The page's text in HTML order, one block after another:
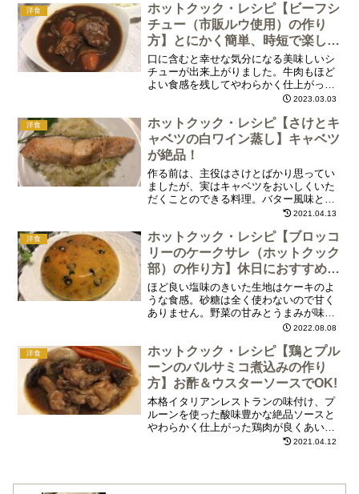
とほぼ同じなのですが、「水」の代わり
に「トマトジュース」を使い、仕上げに
プチトマトを入れるだけで、まったく違
った美味しいシチューになって驚きで
す！
洋食
ホットクック・レシピ【ビーフシ
チュー（市販ルウ使用）の作り
方】とにかく簡単、時短で楽しめ
ます！
口に含むと幸せな気分になる美味しいシ
チューが出来上がりました。牛肉もほど
よい食感を残してやわらかく仕上がって
います。野菜もたっぷり。じゃがいも、
ちょうど良い仕上がり具合。マッシュル
ームはアクセントになってビーフシチュ
ーに良く合うので必ず使いたい食材で
す。
2023.03.03
洋食
ホットクック・レシピ【さけとキ
ャベツの白ワイン蒸し】キャベツ
が絶品！
作る前は、主役はさけとばかり思ってい
ましたが、実はキャベツをおいしくいた
だくことのできる料理。バター風味とレ
モン汁のほのかな酸味がくせになりま
ます。もちろんお酒のおつまみにも最高
です。
2021.04.13
洋食
ホットクック・レシピ【ブロッコ
リーのケークサレ（ホットクック
部）の作り方】休日におすすめ。
朝から夜まで楽しめます！
ほど良い塩味のきいた生地はケーキのよ
うな食感。砂糖は全く使わないので甘く
ありません。野菜の甘みとうまみが味わ
えます。白ワインにとても良く合うの
分けておつまみとしていただいても楽し
めます！
2022.08.08
洋食
ホットクック・レシピ【鶏とプル
ーンのバルサミコ煮込みの作り
方】お酢＆ウスターソースでOK!
本格イタリアンレストランの味付け、プ
ルーンを使った酸味豊かな絶品ソースと
やわらかく仕上がった鶏肉が良くあいま
す。玉ねぎとにんじんもとろとろに仕上
2021.04.12